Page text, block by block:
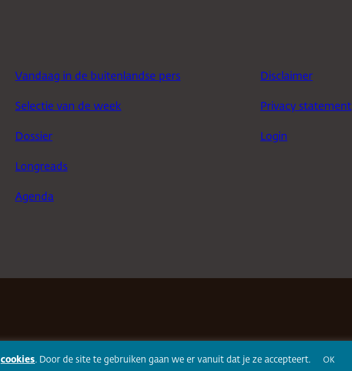
Vandaag in de buitenlandse pers
Selectie van de week
Dossier
Longreads
Agenda
Disclaimer
Privacy statement
Login
cookies. Door de site te gebruiken gaan we er vanuit dat je ze accepteert. OK